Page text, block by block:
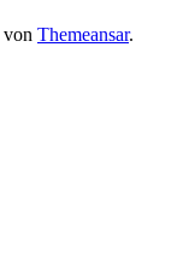
von Themeansar.